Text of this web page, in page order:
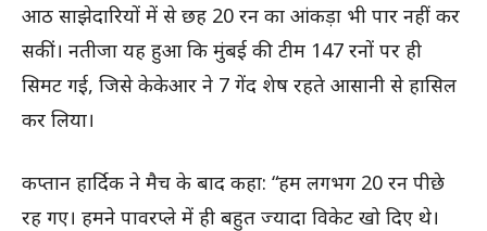
आठ साझेदारियों में से छह 20 रन का आंकड़ा भी पार नहीं कर
सकीं। नतीजा यह हुआ कि मुंबई की टीम 147 रनों पर ही
सिमट गई, जिसे केकेआर ने 7 गेंद शेष रहते आसानी से हासिल
कर लिया।
कप्तान हार्दिक ने मैच के बाद कहा: “हम लगभग 20 रन पीछे
रह गए। हमने पावरप्ले में ही बहुत ज्यादा विकेट खो दिए थे।